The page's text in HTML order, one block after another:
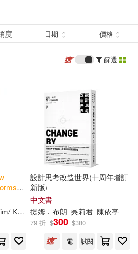
圖書(6)
提姆．布朗(2)
Tim(1)
Tim/ Katz(1)
度 日期 價格
篩選
Katz
設計思考改造世界(十周年增訂
新版)
中文書
提姆．布朗 吳莉君 陳依亭
79 折 $300 $380
電
試閱